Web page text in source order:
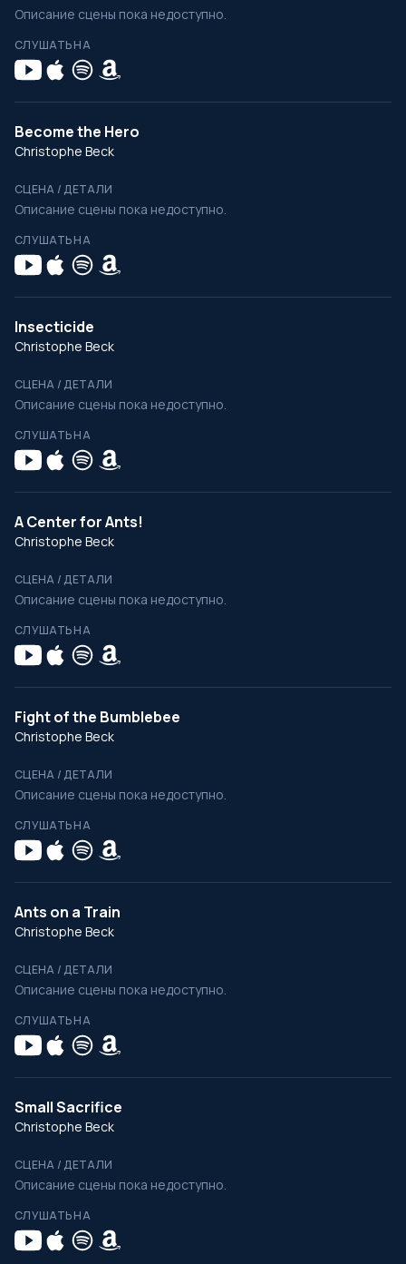
Описание сцены пока недоступно.
СЛУШАТЬ НА
Become the Hero
Christophe Beck
СЦЕНА / ДЕТАЛИ
Описание сцены пока недоступно.
СЛУШАТЬ НА
Insecticide
Christophe Beck
СЦЕНА / ДЕТАЛИ
Описание сцены пока недоступно.
СЛУШАТЬ НА
A Center for Ants!
Christophe Beck
СЦЕНА / ДЕТАЛИ
Описание сцены пока недоступно.
СЛУШАТЬ НА
Fight of the Bumblebee
Christophe Beck
СЦЕНА / ДЕТАЛИ
Описание сцены пока недоступно.
СЛУШАТЬ НА
Ants on a Train
Christophe Beck
СЦЕНА / ДЕТАЛИ
Описание сцены пока недоступно.
СЛУШАТЬ НА
Small Sacrifice
Christophe Beck
СЦЕНА / ДЕТАЛИ
Описание сцены пока недоступно.
СЛУШАТЬ НА